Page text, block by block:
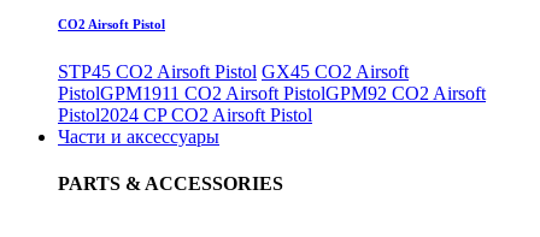
CO2 Airsoft Pistol
STP45 CO2 Airsoft Pistol GX45 CO2 Airsoft
PistolGPM1911 CO2 Airsoft PistolGPM92 CO2 Airsoft
Pistol2024 CP CO2 Airsoft Pistol
Части и аксессуары
PARTS & ACCESSORIES